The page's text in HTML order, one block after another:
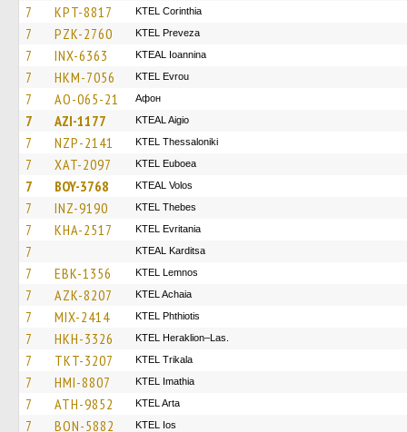
7 KPT-8817 KTEL Corinthia
7 PZK-2760 KTEL Preveza
7 INX-6363 KTEAL Ioannina
7 HKM-7056 KTEL Evrou
7 AO-065-21 Афон
7 AZI-1177 KTEAL Aigio
7 NZP-2141 KTEL Thessaloniki
7 XAT-2097 ΚΤΕL Euboea
7 BOY-3768 KTEAL Volos
7 INZ-9190 KTEL Thebes
7 KHA-2517 ΚΤΕL Evritania
7 KTEAL Karditsa
7 EBK-1356 KTEL Lemnos
7 AZK-8207 KTEL Achaia
7 MIX-2414 ΚΤΕL Phthiotis
7 HKH-3326 KTEL Heraklion–Las.
7 TKT-3207 ΚΤΕL Τrikala
7 HMI-8807 KTEL Imathia
7 ATH-9852 KTEL Arta
7 BON-5882 KTEL Ios